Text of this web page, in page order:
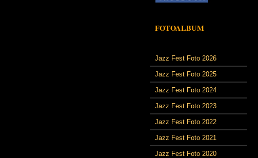
FOTOALBUM
Jazz Fest Foto 2026
Jazz Fest Foto 2025
Jazz Fest Foto 2024
Jazz Fest Foto 2023
Jazz Fest Foto 2022
Jazz Fest Foto 2021
Jazz Fest Foto 2020